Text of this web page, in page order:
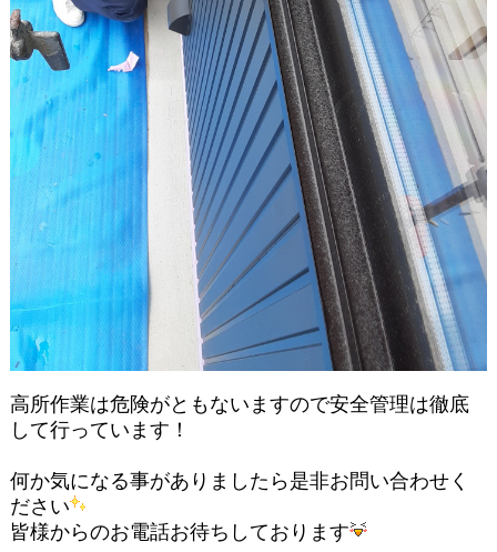
高所作業は危険がともないますので安全管理は徹底
して行っています！
何か気になる事がありましたら是非お問い合わせく
ださい
皆様からのお電話お待ちしております